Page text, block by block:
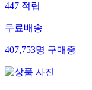
447적립
무료배송
407,753명구매중